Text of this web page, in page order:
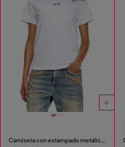
Camiseta con estampado metálico Oval D